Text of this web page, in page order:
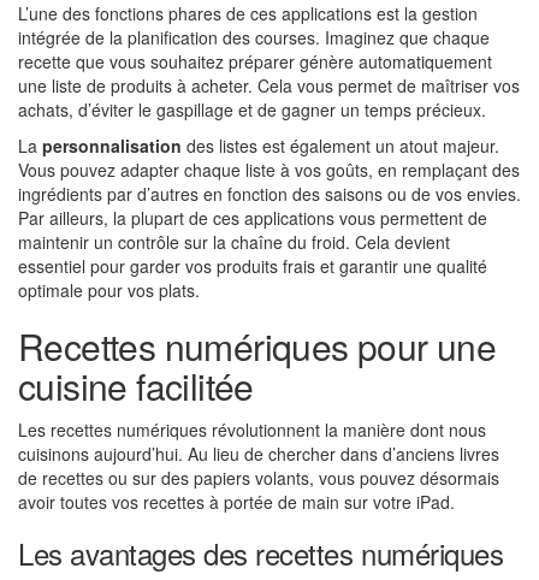
L’une des fonctions phares de ces applications est la gestion
intégrée de la planification des courses. Imaginez que chaque
recette que vous souhaitez préparer génère automatiquement
une liste de produits à acheter. Cela vous permet de maîtriser vos
achats, d’éviter le gaspillage et de gagner un temps précieux.
La personnalisation des listes est également un atout majeur.
Vous pouvez adapter chaque liste à vos goûts, en remplaçant des
ingrédients par d’autres en fonction des saisons ou de vos envies.
Par ailleurs, la plupart de ces applications vous permettent de
maintenir un contrôle sur la chaîne du froid. Cela devient
essentiel pour garder vos produits frais et garantir une qualité
optimale pour vos plats.
Recettes numériques pour une
cuisine facilitée
Les recettes numériques révolutionnent la manière dont nous
cuisinons aujourd’hui. Au lieu de chercher dans d’anciens livres
de recettes ou sur des papiers volants, vous pouvez désormais
avoir toutes vos recettes à portée de main sur votre iPad.
Les avantages des recettes numériques